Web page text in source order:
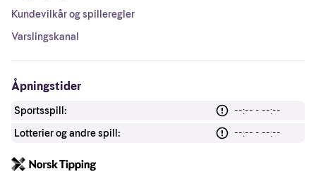
Kundevilkår og spilleregler
Varslingskanal
Åpningstider
Sportsspill:
--:-- - --:--
Lotterier og andre spill:
--:-- - --:--